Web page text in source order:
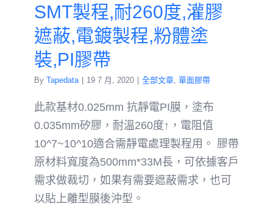
SMT製程,耐260度,灌膠
遮蔽,電鍍製程,粉體塗
裝,PI膠帶
By Tapedata 19 7 月, 2020 全部文章, 單面膠帶
此款基材0.025mm 抗靜電PI膜，塗布
0.035mm矽膠，耐溫260度↑，電阻值
10^7~10^10適合需靜電處理製程用。 膠帶
原材料寬度為500mm*33M長，可依據客戶
需求做裁切，如果有需要遮蔽需求，也可
以貼上離型膜後沖型。